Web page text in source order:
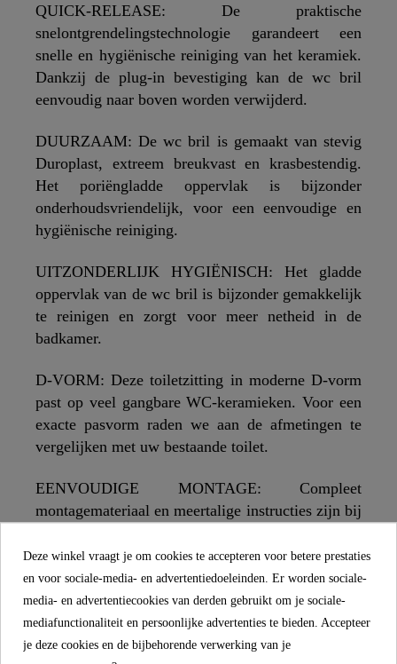
QUICK-RELEASE: De praktische
snelontgrendelingstechnologie garandeert een
snelle en hygiënische reiniging van het keramiek.
Dankzij de plug-in bevestiging kan de wc bril
eenvoudig naar boven worden verwijderd.
DUURZAAM: De wc bril is gemaakt van stevig
Duroplast, extreem breukvast en krasbestendig.
Het poriëngladde oppervlak is bijzonder
onderhoudsvriendelijk, voor een eenvoudige en
hygiënische reiniging.
UITZONDERLIJK HYGIËNISCH: Het gladde
oppervlak van de wc bril is bijzonder gemakkelijk
te reinigen en zorgt voor meer netheid in de
badkamer.
D-VORM: Deze toiletzitting in moderne D-vorm
past op veel gangbare WC-keramieken. Voor een
exacte pasvorm raden we aan de afmetingen te
vergelijken met uw bestaande toilet.
EENVOUDIGE MONTAGE: Compleet
montagemateriaal en meertalige instructies zijn bij
en eenvoudige installatie van de WC-zitting.
SCHÜTTE
Deze winkel vraagt je om cookies te accepteren voor betere prestaties
en voor sociale-media- en advertentiedoeleinden. Er worden sociale-
media- en advertentiecookies van derden gebruikt om je sociale-
mediafunctionaliteit en persoonlijke advertenties te bieden. Accepteer
je deze cookies en de bijbehorende verwerking van je